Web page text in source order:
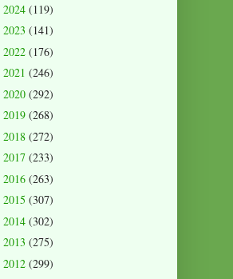
2024 (119)
2023 (141)
2022 (176)
2021 (246)
2020 (292)
2019 (268)
2018 (272)
2017 (233)
2016 (263)
2015 (307)
2014 (302)
2013 (275)
2012 (299)